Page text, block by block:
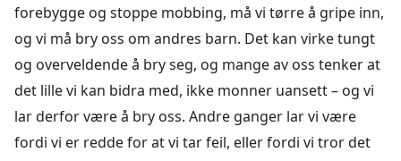
forebygge og stoppe mobbing, må vi tørre å gripe inn,
og vi må bry oss om andres barn. Det kan virke tungt
og overveldende å bry seg, og mange av oss tenker at
det lille vi kan bidra med, ikke monner uansett – og vi
lar derfor være å bry oss. Andre ganger lar vi være
fordi vi er redde for at vi tar feil, eller fordi vi tror det